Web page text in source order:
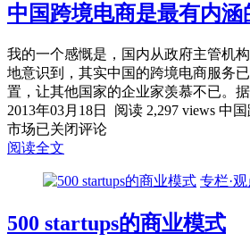
中国跨境电商是最有内涵
我的一个感慨是，国内从政府主管机
地意识到，其实中国的跨境电商服务
置，让其他国家的企业家羡慕不已。据
2013年03月18日
阅读 2,297 views 中
市场已关闭评论
阅读全文
专栏·观
500 startups的商业模式